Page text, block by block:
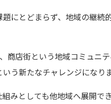
にとどまらず、地域の継続
商店街という地域コミュニ
う新たなチャレンジになりま
みとしても他地域へ展開で